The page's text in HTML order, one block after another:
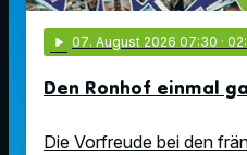
play_arrow 07. August 2026 07:30 ·
Den Ronhof einmal
Die Vorfreude bei den